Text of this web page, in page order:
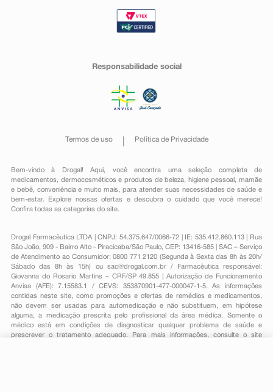
Responsabilidade social
Termos de uso Política de Privacidade
Bem-vindo à Drogal! Aqui, você encontra uma seleção completa de
medicamentos , dermocosméticos e produtos de beleza, higiene pessoal ,mamãe
e bebê, conveniênciae muito mais, para atender suas necessidades de saúde e
bem-estar. Explore nossas ofertas e descubra o cuidado que você merece!
Confira todas as categorias do site.
Drogal Farmacêutica LTDA | CNPJ: 54.375.647/0066-72 | IE: 535.412.860.113 | Rua
São João, 909 - Bairro Alto - Piracicaba/São Paulo, CEP: 13416-585 | SAC – Serviço
de Atendimento ao Consumidor: 0800 771 2120 (Segunda à Sexta das 8h às 20h/
Sábado das 8h às 15h) ou sac@drogal.com.br/ Farmacêutica responsável:
Giovanna do Rosario Martins – CRF/SP 49.855 | Autorização de Funcionamento
Anvisa (AFE): 7.15583.1 / CEVS: 353870901-477-000047-1-5. As informações
contidas neste site, como promoções e ofertas de remédios e medicamentos,
não devem ser usadas para automedicação e não substituem, em hipótese
alguma, a medicação prescrita pelo profissional da área médica. Somente o
médico está em condições de diagnosticar qualquer problema de saúde e
prescrever o tratamento adequado. Para mais informações, consulte o site